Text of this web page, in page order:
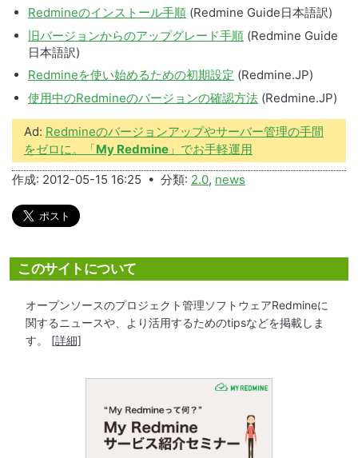
Redmineのインストール手順 (Redmine Guide日本語訳)
旧バージョンからのアップグレード手順 (Redmine Guide
日本語訳)
Redmineを使い始めるための初期設定 (Redmine.JP)
使用中のRedmineのバージョンの確認方法 (Redmine.JP)
Ad: Redmineのバージョンアップやサーバー管理の手間
をゼロに。「My Redmine 」でお手軽運用
作成: 2012-05-15 16:25 • 分類: 2.0, news
このサイトについて
オープンソースのプロジェクト管理ソフトウェアRedmineに
関するニュースや、より活用するためのtipsなどを掲載しま
す。 [詳細]